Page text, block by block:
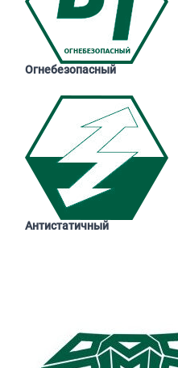
Огнебезопасный
Антистатичный